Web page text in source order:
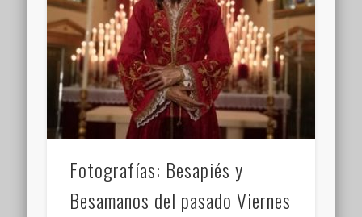
Fotografías: Besapiés y
Besamanos del pasado Viernes